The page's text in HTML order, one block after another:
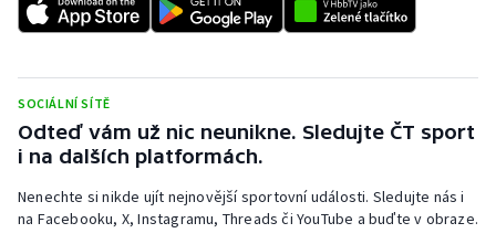
Short track
Stolní tenis
Triatlon
Veslování
SOCIÁLNÍ SÍTĚ
Odteď vám už nic neunikne. Sledujte ČT sport
i na dalších platformách.
Nenechte si nikde ujít nejnovější sportovní události. Sledujte nás i
na Facebooku, X, Instagramu, Threads či YouTube a buďte v obraze.